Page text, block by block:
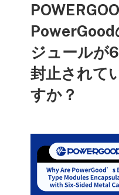
ジュールが
封止されて
すか？